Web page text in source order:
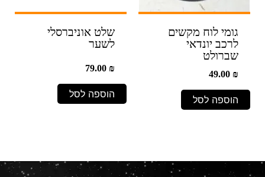
גומי לוח מקשים
לרכב יונדאי
שברולט
49.00₪
הוספה לסל
שלט אוניברסלי
לשער
79.00₪
הוספה לסל